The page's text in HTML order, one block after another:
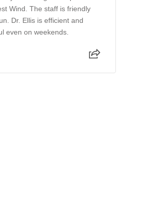
Wind. The staff is friendly
Dr. Ellis is efficient and
even on weekends.